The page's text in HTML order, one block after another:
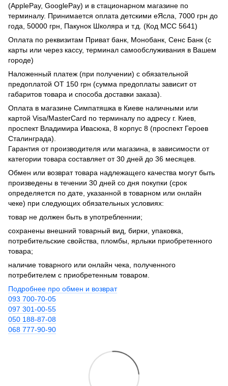
(ApplePay, GooglePay) и в стационарном магазине по
терминалу. Принимается оплата детскими еЯсла, 7000 грн до
года, 50000 грн, Пакунок Школяра и т.д. (Код МСС 5641)
Оплата по реквизитам Приват банк, Монобанк, Сенс Банк (с
карты или через кассу, терминал самообслуживания в Вашем
городе)
Наложенный платеж (при получении) с обязательной
предоплатой ОТ 150 грн (сумма предоплаты зависит от
габаритов товара и способа доставки заказа).
Оплата в магазине Симпатяшка в Киеве наличными или
картой Visa/MasterCard по терминалу по адресу г. Киев,
проспект Владимира Ивасюка, 8 корпус 8 (проспект Героев
Сталинграда).
Гарантия от производителя или магазина, в зависимости от
категории товара составляет от 30 дней до 36 месяцев.
Обмен или возврат товара надлежащего качества могут быть
произведены в течении 30 дней со дня покупки (срок
определяется по дате, указанной в товарном или онлайн
чеке) при следующих обязательных условиях:
товар не должен быть в употребленнии;
сохранены внешний товарный вид, бирки, упаковка,
потребительские свойства, пломбы, ярлыки приобретенного
товара;
наличие товарного или онлайн чека, полученного
потребителем с приобретенным товаром.
Подробнее про обмен и возврат
093 700-70-05
097 301-00-55
050 188-87-08
068 777-90-90